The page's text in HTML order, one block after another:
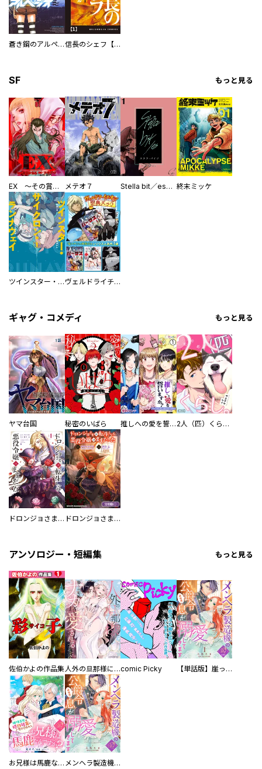
蒼き鋼のアルペジオ 信長のシェフ【単話版】
SF もっと見る
EX ～その賞金稼ぎは、世界の出口を探す～【単行本版】 メテオ７ Stella bit／es【単話版】 終末ミッケ
ツインスター・サイクロン・ランナウェイ ヴェルドライチオシ聖典パック 『転スラ』ミニ画集付き シリウス人気作３選
ギャグ・コメディ もっと見る
ヤマ台国 秘密のいばら 推しへの愛を誓いますか？～アラサー女子、推しは逃げぬが人生逃げる～ 2人（匹）くらし。
ドロンジョさまは転生しても悪役令嬢のままだった ドロンジョさまは転生しても悪役令嬢のままだった【分冊版】
アンソロジー・短編集 もっと見る
佐伯かよの作品集 人外の旦那様に娶られ毎晩ナカまで愛される…。アンソロジーcomic Picky 【単話版】崖っぷち令嬢ですが、意地と策略で幸せになります！シリーズ
お兄様は馬鹿なんですか？～地味王女は婚約破棄に巻き込まれる～ メンヘラ製造機の公爵令息（過保護）が溺愛してきます